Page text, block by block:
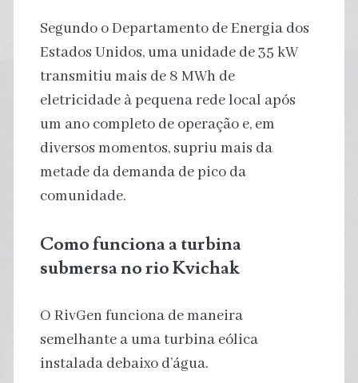
Segundo o Departamento de Energia dos
Estados Unidos, uma unidade de 35 kW
transmitiu mais de 8 MWh de
eletricidade à pequena rede local após
um ano completo de operação e, em
diversos momentos, supriu mais da
metade da demanda de pico da
comunidade.
Como funciona a turbina
submersa no rio Kvichak
O RivGen funciona de maneira
semelhante a uma turbina eólica
instalada debaixo d’água.